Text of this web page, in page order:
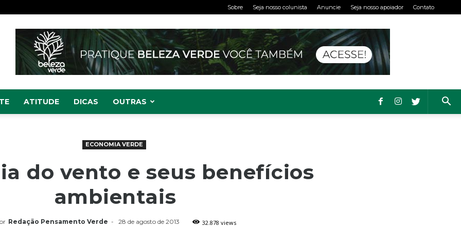
Sobre Seja nosso colunista Anuncie Seja nosso apoiador Contato
ATITUDE DICAS OUTRAS
ECONOMIA VERDE
do vento e seus benefícios
ambientais
Redação Pensamento Verde - 28 de agosto de 2013 32.878 views